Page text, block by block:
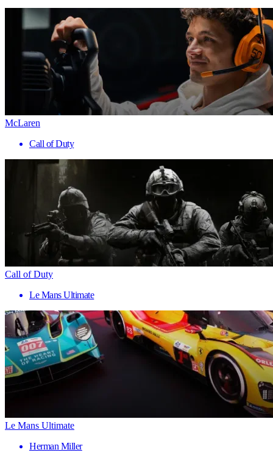
McLaren
Call of Duty
Call of Duty
Le Mans Ultimate
Le Mans Ultimate
Herman Miller